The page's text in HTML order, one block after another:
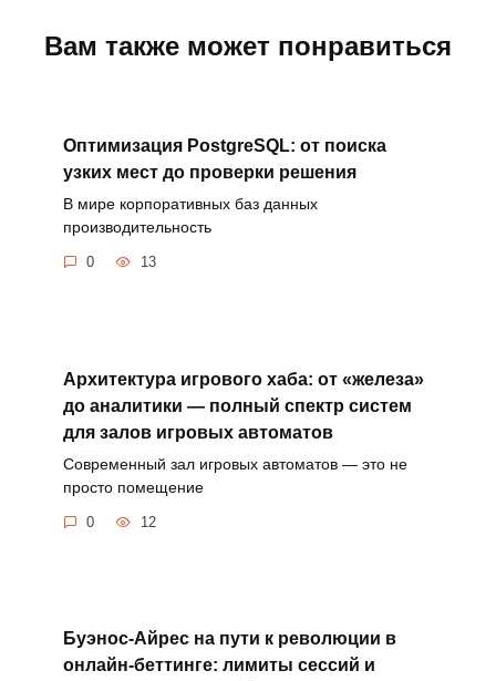
Вам также может понравиться
Оптимизация PostgreSQL: от поиска
узких мест до проверки решения
В мире корпоративных баз данных
производительность
0 13
Архитектура игрового хаба: от «железа»
до аналитики — полный спектр систем
для залов игровых автоматов
Современный зал игровых автоматов — это не
просто помещение
0 12
Буэнос-Айрес на пути к революции в
онлайн-беттинге: лимиты сессий и